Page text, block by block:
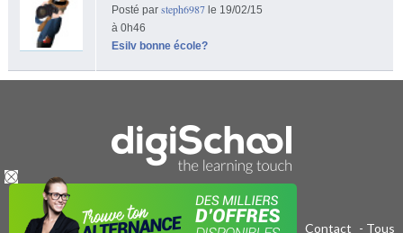
Posté par steph6987le 19/02/15
à 0h46
Esilv bonne école?
Publicité sur le réseau digiSchool - C.G.U/C.G.V Contact - Tous